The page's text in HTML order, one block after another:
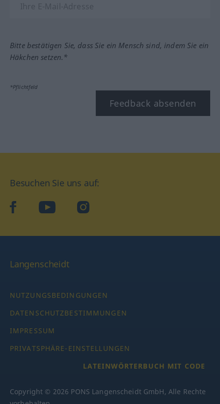
Bitte bestätigen Sie, dass Sie ein Mensch sind, indem Sie ein
Häkchen setzen.*
*Pflichtfeld
Feedback absenden
Besuchen Sie uns auf:
facebookYouTube Instagram
Langenscheidt
NUTZUNGSBEDINGUNGEN
DATENSCHUTZBESTIMMUNGEN
IMPRESSUM
PRIVATSPHÄRE-EINSTELLUNGEN
LATEINWÖRTERBUCH MIT CODE
Copyright © 2026 PONS Langenscheidt GmbH, Alle Rechte